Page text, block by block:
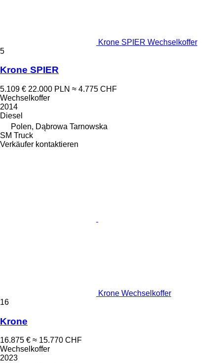
Krone SPIER Wechselkoffer
5
Krone SPIER
5.109 € 22.000 PLN ≈ 4.775 CHF
Wechselkoffer
2014
Diesel
Polen, Dąbrowa Tarnowska
SM Truck
Verkäufer kontaktieren
Krone Wechselkoffer
16
Krone
16.875 € ≈ 15.770 CHF
Wechselkoffer
2023